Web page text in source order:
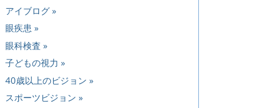
アイブログ
眼疾患
眼科検査
子どもの視力
40歳以上のビジョン
スポーツビジョン